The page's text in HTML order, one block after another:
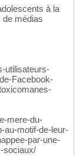
à la
de médias
utilisateurs-
Facebook-
mere-du-
au-motif-de-leur-
par-une-
sociaux/